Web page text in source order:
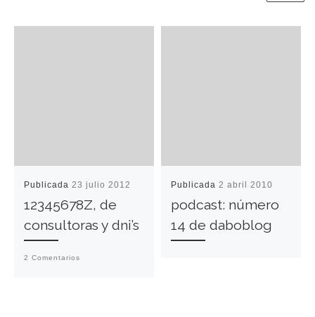
Publicada23 julio 2012
12345678Z, de
consultoras y dni’s
2 Comentarios
Publicada2 abril 2010
podcast: número
14 de daboblog